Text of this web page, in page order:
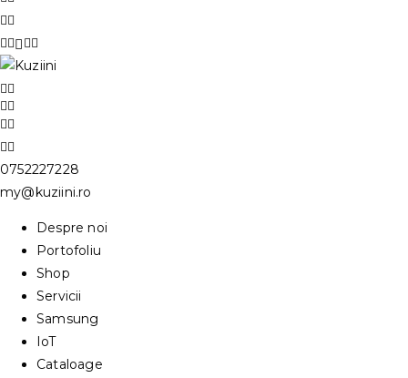
0752227228
my@kuziini.ro
Despre noi
Portofoliu
Shop
Servicii
Samsung
IoT
Cataloage